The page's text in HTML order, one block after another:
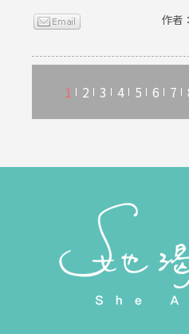
作者
1 2 3 4 5 6 7